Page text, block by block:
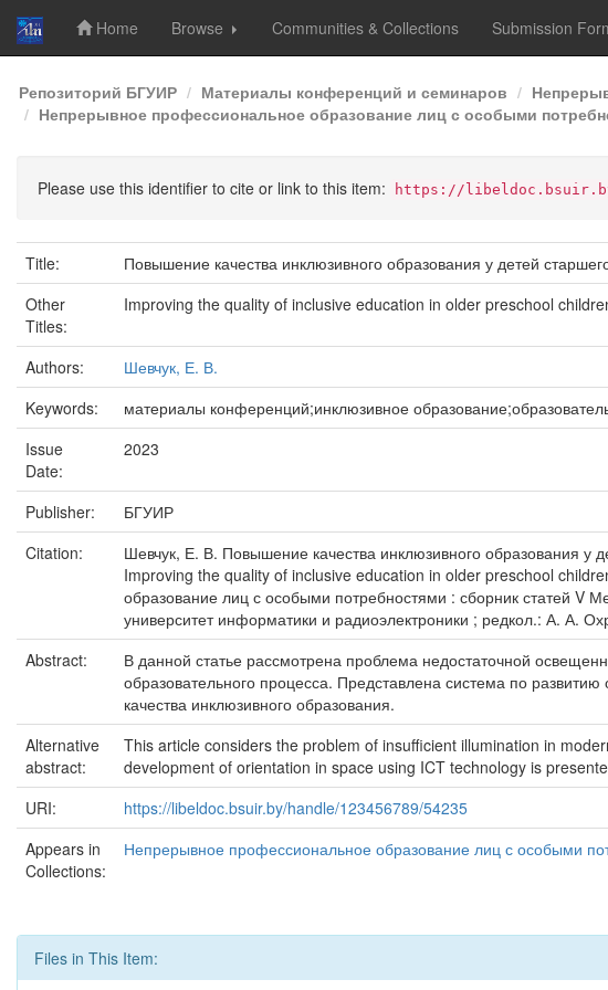
Skip
navigation
Home Browse Communities & Collections Submission
Репозиторий БГУИР Материалы конференций и семинаров
Непрерывное профессиональное образование лиц с особыми
Please use this identifier to cite or link to this item: https://libeldoc.bsuir.by/
Title:
Повышение качества инклюзивного образования у детей
Other
Titles:
Improving the quality of inclusive education in older preschool
Authors:
Шевчук, Е. В.
Keywords:
материалы конференций;инклюзивное
Issue
Date:
2023
Publisher:
БГУИР
Citation:
Шевчук, Е. В. Повышение качества инклюзивного образования у
Improving the quality of inclusive education in older preschool
образование лиц с особыми потребностями : сборник статей V
университет информатики и радиоэлектроники ; редкол.: А. А.
Abstract:
В данной статье рассмотрена проблема недостаточной
образовательного процесса. Представлена система по
качества инклюзивного образования.
Alternative
abstract:
This article considers the problem of insufficient illumination in
development of orientation in space using ICT technology is
URI:
https://libeldoc.bsuir.by/handle/123456789/54235
Appears in
Collections:
Непрерывное профессиональное образование лиц с особыми
Files in This Item: